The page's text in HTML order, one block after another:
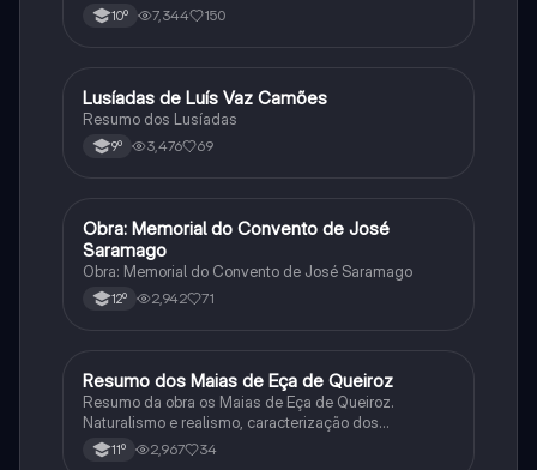
10º 7,344 150
Português
Lusíadas de Luís Vaz Camões
Resumo dos Lusíadas
9º 3,476 69
Português
Obra: Memorial do Convento de José
Saramago
Obra: Memorial do Convento de José Saramago
12º 2,942 71
Português
Resumo dos Maias de Eça de Queiroz
Resumo da obra os Maias de Eça de Queiroz.
Naturalismo e realismo, caracterização dos
personagens e contexto histórico.
11º 2,967 34